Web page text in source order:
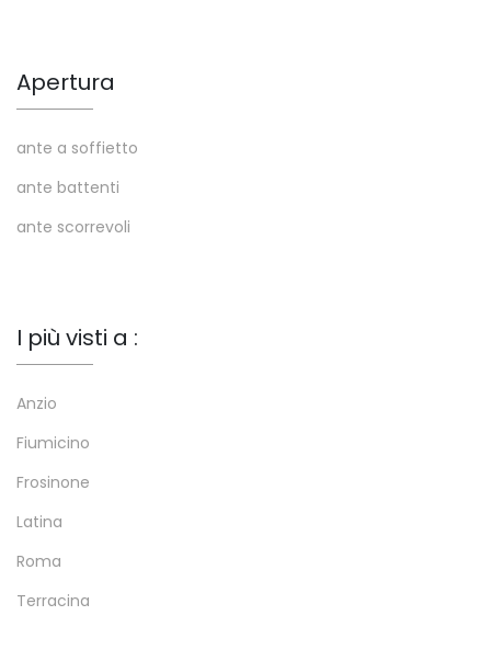
Apertura
ante a soffietto
ante battenti
ante scorrevoli
I più visti a :
Anzio
Fiumicino
Frosinone
Latina
Roma
Terracina